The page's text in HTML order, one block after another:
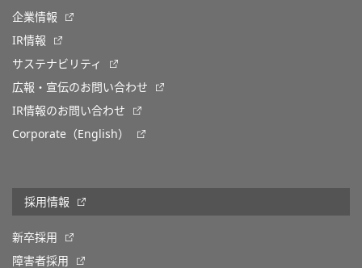
企業情報
IR情報
サステナビリティ
広報・宣伝のお問い合わせ
IR情報のお問い合わせ
Corporate（English）
採用情報
新卒採用
障害者採用